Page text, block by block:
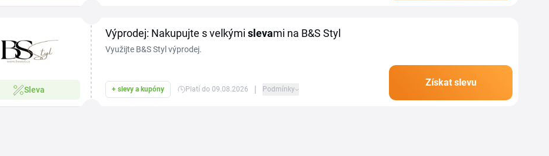
Sleva
Výprodej: Nakupujte s velkými slevami na B&S Styl
Využijte B&S Styl výprodej.
+ slevy a kupóny Platí do 09.08.2026 | Podmínky
Získat slevu